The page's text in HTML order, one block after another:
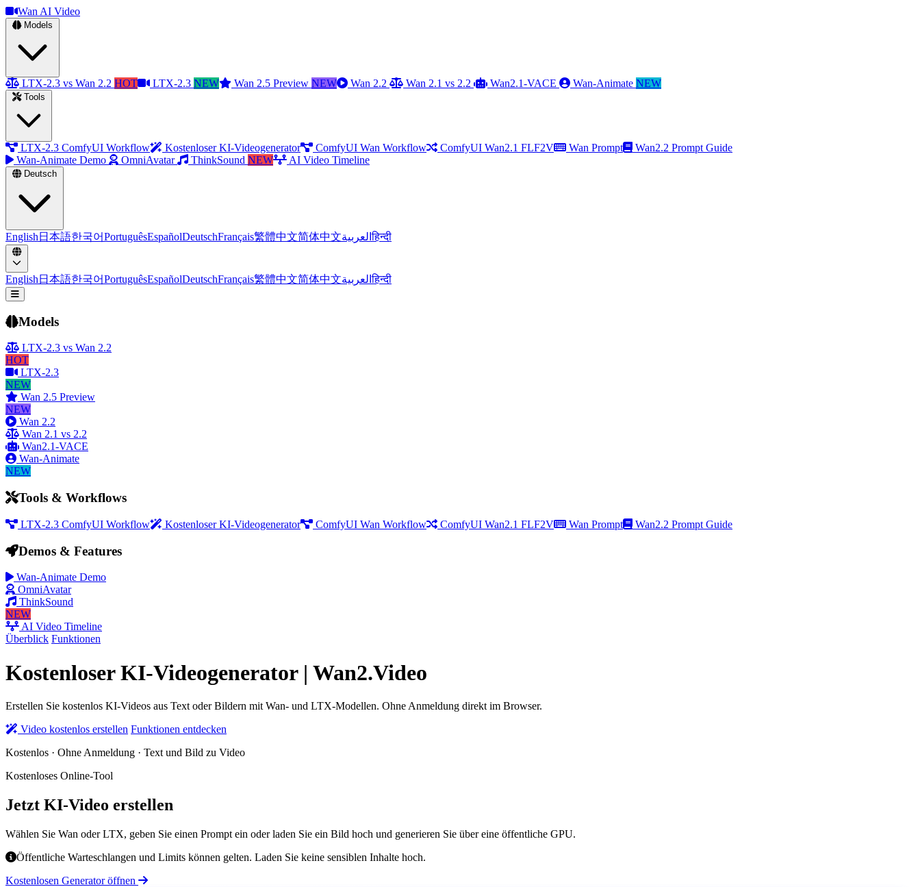
Wan AI Video
Models
LTX-2.3 vs Wan 2.2 HOT LTX-2.3 NEW Wan 2.5 Preview NEW Wan 2.2 Wan 2.1 vs 2.2 Wan2.1-VACE Wan-Animate NEW
Tools
LTX-2.3 ComfyUI Workflow Kostenloser KI-Videogenerator ComfyUI Wan Workflow ComfyUI Wan2.1 FLF2V Wan Prompt
Wan2.2 Prompt Guide
Wan-Animate Demo
OmniAvatar ThinkSound NEW AI Video Timeline
Deutsch
English 日本語한국어PortuguêsEspañolDeutschFrançais繁體中文简体中文العربيةहिन्दी
English 日本語한국어PortuguêsEspañolDeutschFrançais繁體中文简体中文العربيةहिन्दी
Menü öffnen
Models
LTX-2.3 vs Wan 2.2
HOT
LTX-2.3
NEW
Wan 2.5 Preview
NEW
Wan 2.2
Wan 2.1 vs 2.2
Wan2.1-VACE
Wan-Animate
NEW
Tools & Workflows
LTX-2.3 ComfyUI Workflow Kostenloser KI-Videogenerator ComfyUI Wan Workflow ComfyUI Wan2.1 FLF2V Wan Prompt Wan2.2 Prompt Guide
Demos & Features
Wan-Animate Demo
OmniAvatar
ThinkSound
NEW
AI Video Timeline
Überblick Funktionen
Kostenloser KI-Videogenerator | Wan2.Video
Erstellen Sie kostenlos KI-Videos aus Text oder Bildern mit Wan- und LTX-Modellen. Ohne Anmeldung direkt im Browser.
Video kostenlos erstellen Funktionen entdecken
Kostenlos · Ohne Anmeldung · Text und Bild zu Video
Kostenloses Online-Tool
Jetzt KI-Video erstellen
Wählen Sie Wan oder LTX, geben Sie einen Prompt ein oder laden Sie ein Bild hoch und generieren Sie über eine öffentliche GPU.
Öffentliche Warteschlangen und Limits können gelten. Laden Sie keine sensiblen Inhalte hoch.
Kostenlosen Generator öffnen